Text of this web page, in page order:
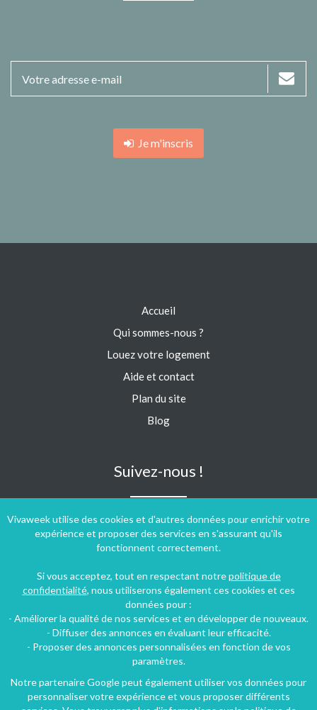
Je m'inscris
Vivaweek utilise des cookies et d'autres données pour enrichir votre
expérience et proposer des services en s'assurant qu'ils
fonctionnent correctement.
Si vous acceptez, tout en respectant notrepolitique de
confidentialité, nous utiliserons également ces cookies et ces
données pour :
- Améliorer la qualité de nos services et en développer de nouveaux.
- Diffuser des annonces en évaluant leur efficacité.
- Proposer des annonces personnalisées en fonction de vos
paramètres.
Notre partenaire Google peut également utiliser vos données pour
personnaliser votre expérience et vous proposer différents
Accueil
Qui sommes-nous ?
Louez votre logement
Aide et contact
Plan du site
Blog
Suivez-nous !
Conditions générales d'utilisation- Politique de confidentialité